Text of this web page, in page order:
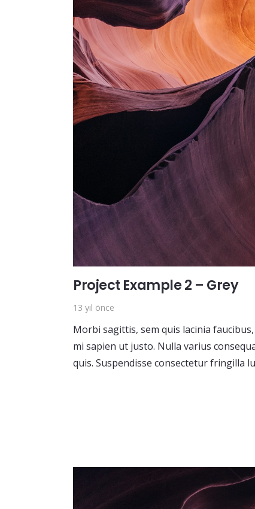
Project Example 2 – Grey
13 yıl önce
Morbi sagittis, sem quis lacinia
mi sapien ut justo. Nulla varius
quis. Suspendisse consectetur fringilla